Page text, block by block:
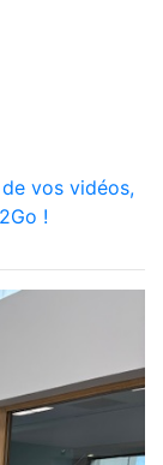
vos vidéos,
!